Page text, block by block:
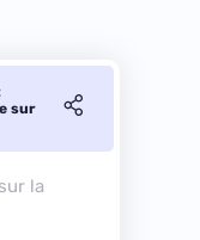
sur
la